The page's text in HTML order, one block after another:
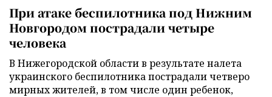
При атаке беспилотника под Нижним
Новгородом пострадали четыре
человека
В Нижегородской области в результате налета
украинского беспилотника пострадали четверо
мирных жителей, в том числе один ребенок,